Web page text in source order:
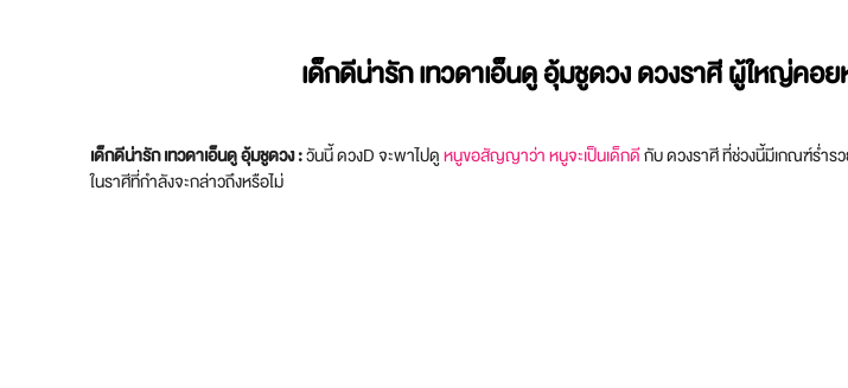
เด็กดีน่ารัก เทวดาเอ็นดู อุ้มชูดวง ดวงราศี ผู้ใหญ่ค
เด็กดีน่ารัก เทวดาเอ็นดู อุ้มชูดวง:วันนี้ ดวงD จะพาไปดูหนูขอสัญญาว่า หนูจะเป็นเด็กดีกับ ดวงราศี ที่ช่วงนี้มีเกณฑ์ร่ำรว
ในราศีที่กำลังจะกล่าวถึงหรือไม่